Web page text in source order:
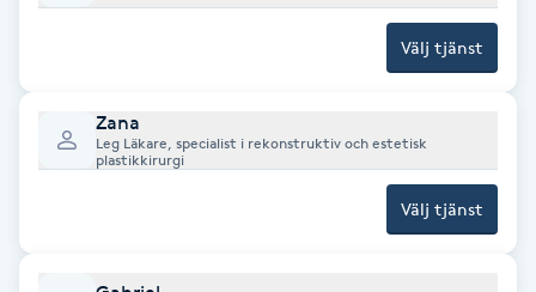
Fibromassage
Fotmassage
Välj tjänst
Zana
Leg Läkare, specialist i rekonstruktiv och estetisk
plastikkirurgi
Välj tjänst